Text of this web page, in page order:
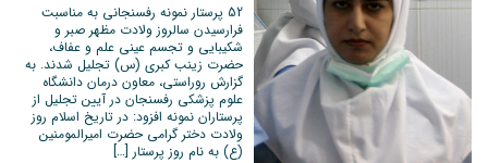
52 پرستار نمونه رفسنجانی به مناسبت
فرارسیدن سالروز ولادت مظهر صبر و
شکیبایی و تجسم عینی علم و عفاف،
حضرت زینب کبری (س) تجلیل شدند. به
گزارش روراستی، معاون درمان دانشگاه
علوم پزشکی رفسنجان در آیین تجلیل از
پرستاران نمونه افزود: در تاریخ اسلام روز
ولادت دختر گرامی حضرت امیرالمومنین
(ع) به نام روز پرستار […]